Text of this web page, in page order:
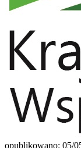
opublikowano: 05/